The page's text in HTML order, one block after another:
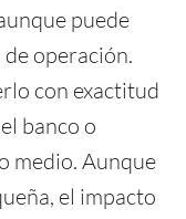
puede
operación.
con exactitud
banco o
medio. Aunque
el impacto